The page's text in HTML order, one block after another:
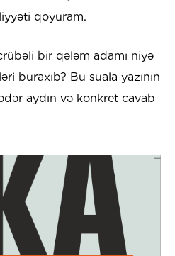
qoyuram.
bir qələm adamı niyə
buraxıb? Bu suala yazının
aydın və konkret cavab